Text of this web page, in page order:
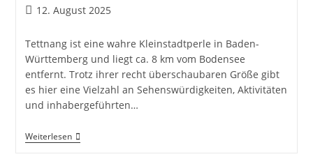
Beitrag
12. August 2025
Tettnang ist eine wahre Kleinstadtperle in Baden-
Württemberg und liegt ca. 8 km vom Bodensee
entfernt. Trotz ihrer recht überschaubaren Größe gibt
es hier eine Vielzahl an Sehenswürdigkeiten, Aktivitäten
und inhabergeführten…
WeiterlesenTettnang:
Schloss,